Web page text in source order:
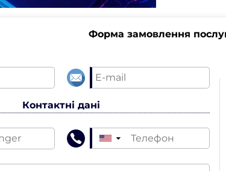
Форма замовлення
Контактні дані
▼